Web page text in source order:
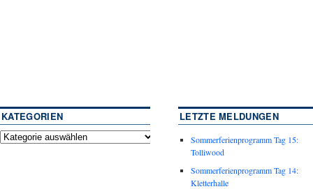
KATEGORIEN LETZTE MELDUNGEN
Sommerferienprogramm Tag 15:
Tolliwood
Sommerferienprogramm Tag 14:
Kletterhalle